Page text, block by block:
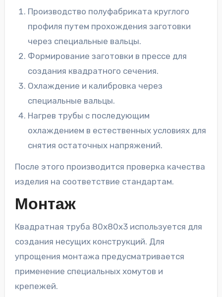
Производство полуфабриката круглого
профиля путем прохождения заготовки
через специальные вальцы.
Формирование заготовки в прессе для
создания квадратного сечения.
Охлаждение и калибровка через
специальные вальцы.
Нагрев трубы с последующим
охлаждением в естественных условиях для
снятия остаточных напряжений.
После этого производится проверка качества
изделия на соответствие стандартам.
Монтаж
Квадратная труба 80х80х3 используется для
создания несущих конструкций. Для
упрощения монтажа предусматривается
применение специальных хомутов и
крепежей.